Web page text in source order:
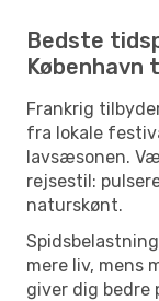
Bedste
København
Frankrig
fra lokale
lavsæsonen.
rejsestil:
naturskønt.
mere liv, mens
giver dig bedre